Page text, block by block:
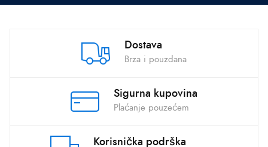
Dostava
Brza i pouzdana
Sigurna kupovina
Plaćanje pouzećem
Korisnička podrška